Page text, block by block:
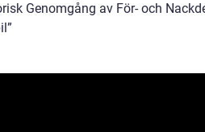
Genomgång av För- och